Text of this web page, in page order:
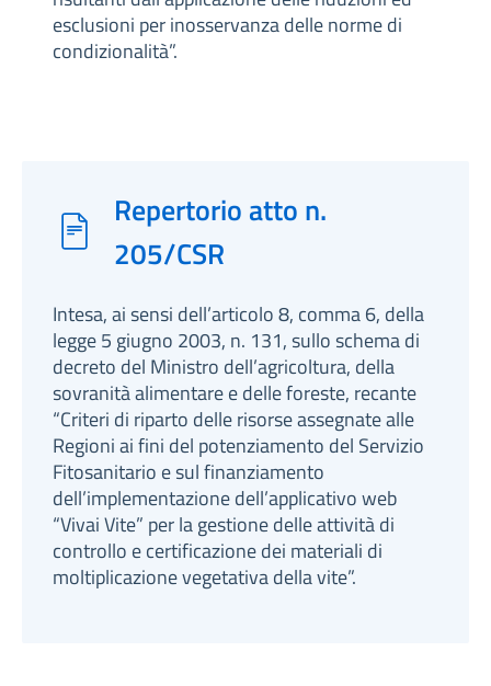
esclusioni per inosservanza delle norme di
condizionalità”.
Repertorio atto n.
205/CSR
Intesa, ai sensi dell’articolo 8, comma 6, della
legge 5 giugno 2003, n. 131, sullo schema di
decreto del Ministro dell’agricoltura, della
sovranità alimentare e delle foreste, recante
“Criteri di riparto delle risorse assegnate alle
Regioni ai fini del potenziamento del Servizio
Fitosanitario e sul finanziamento
dell’implementazione dell’applicativo web
“Vivai Vite” per la gestione delle attività di
controllo e certificazione dei materiali di
moltiplicazione vegetativa della vite”.